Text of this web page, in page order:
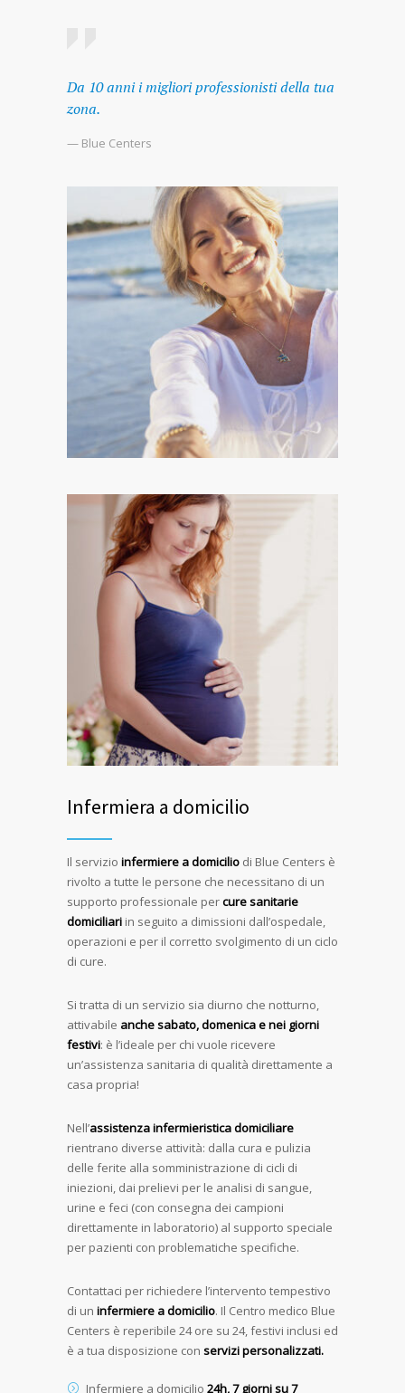
Da 10 anni i migliori professionisti della tua
zona.
— Blue Centers
Infermiera a domicilio
Il servizio infermiere a domicilio di Blue Centers è
rivolto a tutte le persone che necessitano di un
supporto professionale percure sanitarie
domiciliari in seguito a dimissioni dall’ospedale,
operazioni e per il corretto svolgimento di un ciclo
di cure.
Si tratta di un servizio sia diurno che notturno,
attivabile anche sabato, domenica e nei giorni
festivi: è l’ideale per chi vuole ricevere
un’assistenza sanitaria di qualità direttamente a
casa propria!
Nell’assistenza infermieristica domiciliare
rientrano diverse attività: dalla cura e pulizia
delle ferite alla somministrazione di cicli di
iniezioni, dai prelievi per le analisi di sangue,
urine e feci (con consegna dei campioni
direttamente in laboratorio) al supporto speciale
per pazienti con problematiche specifiche.
Contattaci per richiedere l’intervento tempestivo
di un infermiere a domicilio. Il Centro medico Blue
Centers è reperibile 24 ore su 24, festivi inclusi ed
è a tua disposizione con servizi personalizzati.
Infermiere a domicilio 24h, 7 giorni su 7